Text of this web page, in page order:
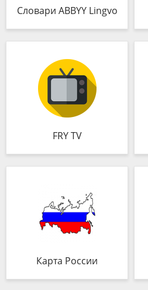
Словари ABBYY Lingvo
FRY TV
Карта России